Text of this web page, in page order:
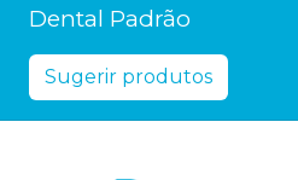
Dental Padrão
Sugerir produtos